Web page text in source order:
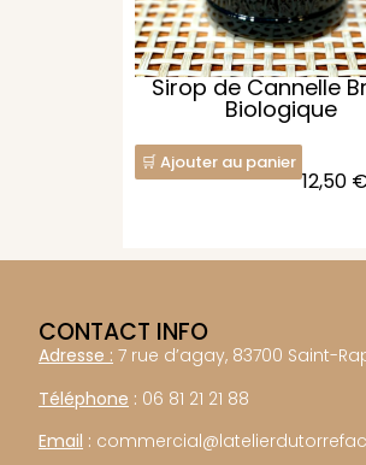
Sirop de Cannelle
Biologique
Ajouter au panier
12,50 €
CONTACT INFO
Adresse : 7 rue d’agay, 83700 Saint-
Téléphone : 06 81 21 21 88
Email :